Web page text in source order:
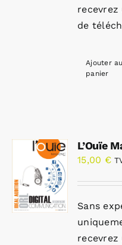
de
Ajouter au
panier
L’Ouïe
15,00 €
Sans